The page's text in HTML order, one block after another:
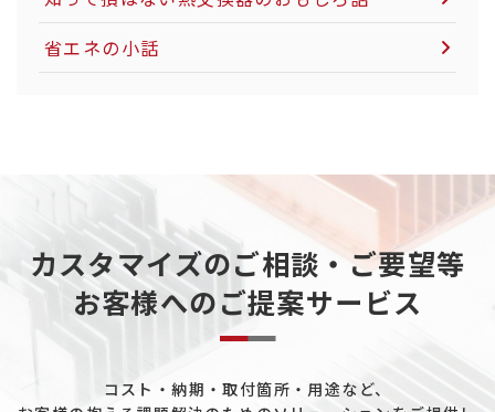
重工業分野について
データセンターについて
ペルチェ素子について
省エネの小話
カスタマイズのご相談・ご要望等
お客様へのご提案サービス
コスト・納期・取付箇所・用途など、